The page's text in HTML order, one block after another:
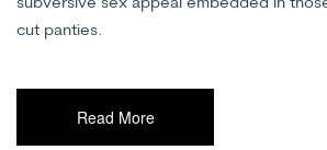
cut panties.
Read More